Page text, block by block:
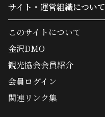
サイト・運営組織について
このサイトについて
金沢DMO
観光協会会員紹介
会員ログイン
関連リンク集